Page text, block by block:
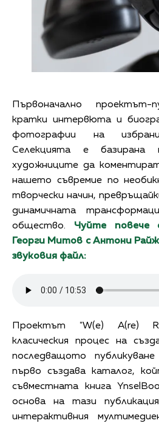
Първоначално проектът-
кратки интервюта и
фотографии на
Селекцията е
художниците да
нашето съвремие по
творчески начин,
динамичната
общество. Чуйте
Георги Митов с Антони
звуковия файл:
Проектът "W(e) A(re)
класическия процес на
последващото
първо създава каталог,
съвместната книга
основа на тази
интерактивния